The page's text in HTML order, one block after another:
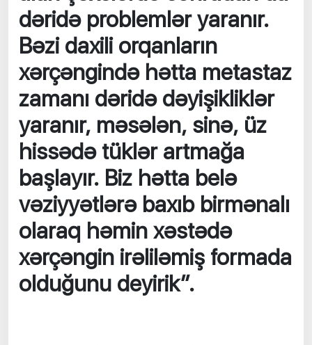
dəridə problemlər yaranır.
Bəzi daxili orqanların
xərçəngində hətta metastaz
zamanı dəridə dəyişikliklər
yaranır, məsələn, sinə, üz
hissədə tüklər artmağa
başlayır. Biz hətta belə
vəziyyətlərə baxıb birmənalı
olaraq həmin xəstədə
xərçəngin irəliləmiş formada
olduğunu deyirik”.